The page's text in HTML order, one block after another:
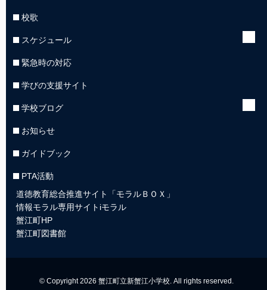
校歌
スケジュール
緊急時の対応
学びの支援サイト
学校ブログ
お知らせ
ガイドブック
PTA活動
道徳教育総合推進サイト「モラルＢＯＸ」
情報モラル専用サイトiモラル
蟹江町HP
蟹江町図書館
© Copyright 2026 蟹江町立新蟹江小学校. All rights reserved.